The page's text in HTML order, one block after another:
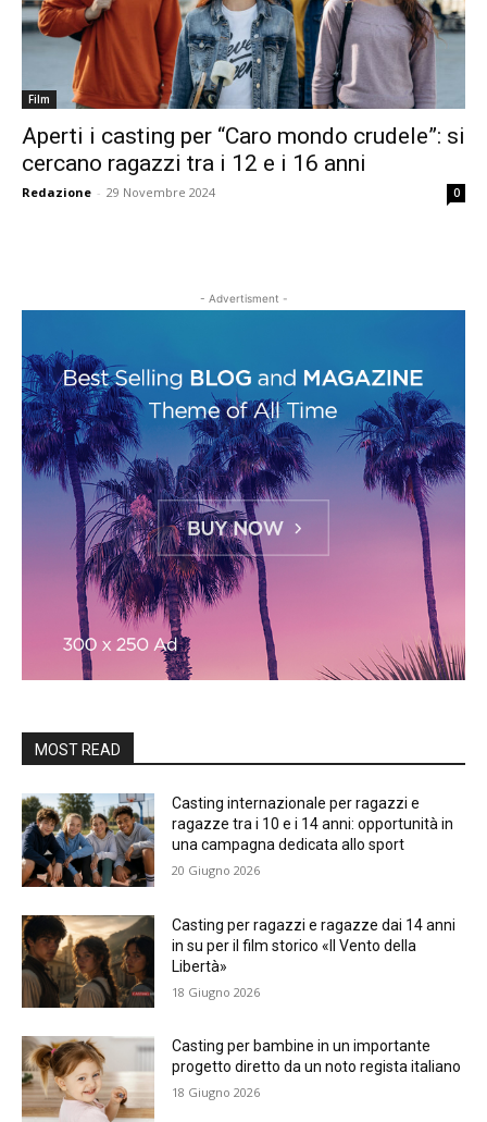
Film
Aperti i casting per “Caro mondo crudele”: si
cercano ragazzi tra i 12 e i 16 anni
Redazione - 29 Novembre 2024 0
- Advertisment -
MOST READ
Casting internazionale per ragazzi e
ragazze tra i 10 e i 14 anni: opportunità in
una campagna dedicata allo sport
20 Giugno 2026
Casting per ragazzi e ragazze dai 14 anni
in su per il film storico «Il Vento della
Libertà»
18 Giugno 2026
Casting per bambine in un importante
progetto diretto da un noto regista italiano
18 Giugno 2026